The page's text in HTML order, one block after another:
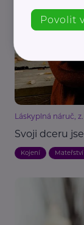
Láskyplná náruč, z.
Svoji dceru
Kojení
Povolit